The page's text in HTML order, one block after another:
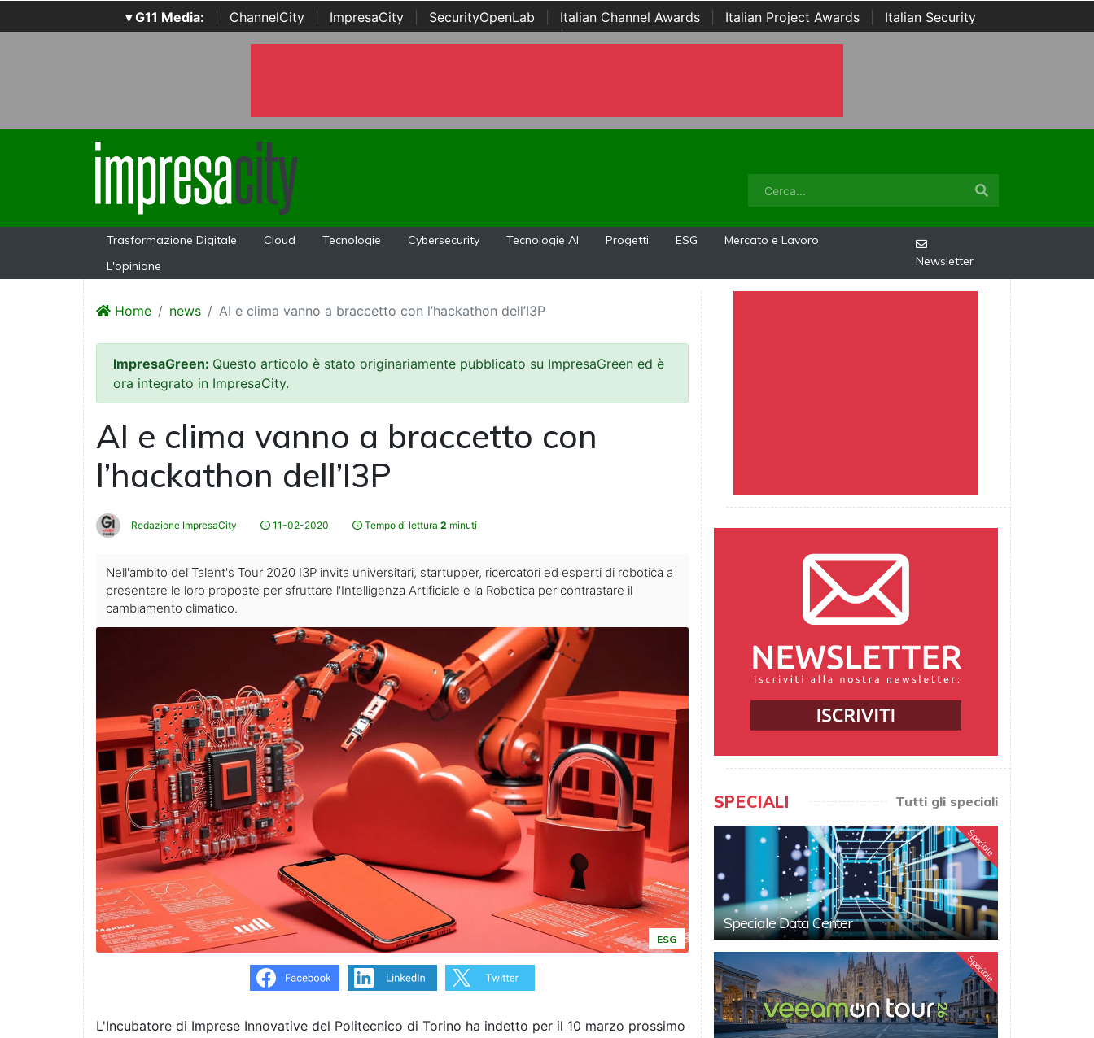
▾ G11 Media: ChannelCity ImpresaCity SecurityOpenLab Italian Channel Awards Italian Project Awards
Italian Security
Awards | ...
Trasformazione Digitale Cloud Tecnologie Cybersecurity Tecnologie AI Progetti ESG
Mercato e Lavoro
L'opinione
Newsletter
Home news AI e clima vanno a braccetto con l’hackathon dell’I3P
ImpresaGreen: Questo articolo è stato originariamente pubblicato su ImpresaGreen ed è
ora integrato in ImpresaCity.
AI e clima vanno a braccetto con
l’hackathon dell’I3P
Redazione ImpresaCity 11-02-2020 Tempo di lettura 2 minuti
Nell'ambito del Talent's Tour 2020 I3P invita universitari, startupper, ricercatori ed esperti di robotica a
presentare le loro proposte per sfruttare l'Intelligenza Artificiale e la Robotica per contrastare il
cambiamento climatico.
ESG
L'Incubatore di Imprese Innovative del Politecnico di Torino ha indetto per il 10 marzo prossimo
SPECIALI Tutti gli speciali
Speciale
Speciale Data Center
Speciale